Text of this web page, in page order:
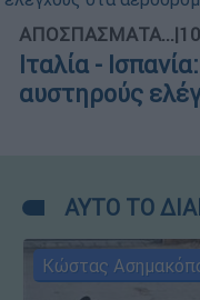
ΑΠΟΣΠΑΣΜΑΤΑ...|
Ιταλία -
αυστηρούς
ΑΥΤΟ ΤΟ
Κώστας